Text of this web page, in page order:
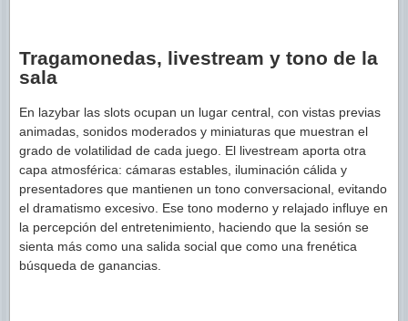
Tragamonedas, livestream y tono de la
sala
En lazybar las slots ocupan un lugar central, con vistas previas
animadas, sonidos moderados y miniaturas que muestran el
grado de volatilidad de cada juego. El livestream aporta otra
capa atmosférica: cámaras estables, iluminación cálida y
presentadores que mantienen un tono conversacional, evitando
el dramatismo excesivo. Ese tono moderno y relajado influye en
la percepción del entretenimiento, haciendo que la sesión se
sienta más como una salida social que como una frenética
búsqueda de ganancias.